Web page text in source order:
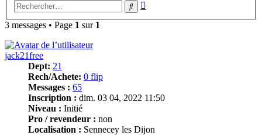
Rechercher
3 messages • Page 1 sur 1
jack21free
Dept: 21
Rech/Achete: 0 flip
Messages : 65
Inscription : dim. 03 04, 2022 11:50
Niveau : Initié
Pro / revendeur : non
Localisation : Sennecey les Dijon